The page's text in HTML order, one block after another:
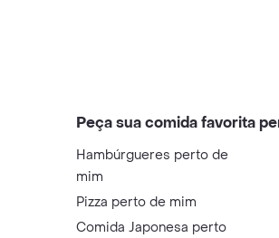
Peça sua comida favorita
Hambúrgueres perto de
mim
Pizza perto de mim
Comida Japonesa perto